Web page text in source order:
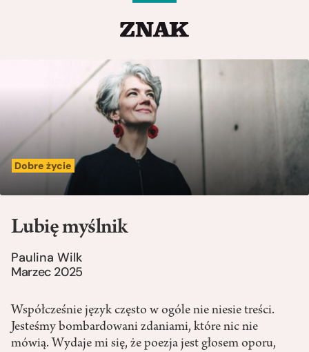
Dobre życie
Lubię myślnik
Paulina Wilk
Marzec 2025
Współcześnie język często w ogóle nie niesie treści.
Jesteśmy bombardowani zdaniami, które nic nie
mówią. Wydaje mi się, że poezja jest głosem oporu,